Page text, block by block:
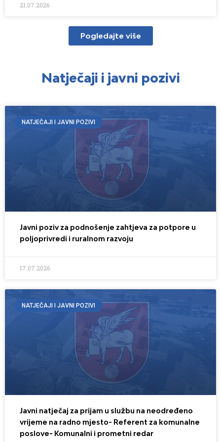
21.07.2026
Pogledajte više
Natječaji i javni pozivi
NATJEČAJI I JAVNI POZIVI
Javni poziv za podnošenje zahtjeva za potpore u
poljoprivredi i ruralnom razvoju
17.07.2026
NATJEČAJI I JAVNI POZIVI
Javni natječaj za prijam u službu na neodređeno
vrijeme na radno mjesto- Referent za komunalne
poslove- Komunalni i prometni redar